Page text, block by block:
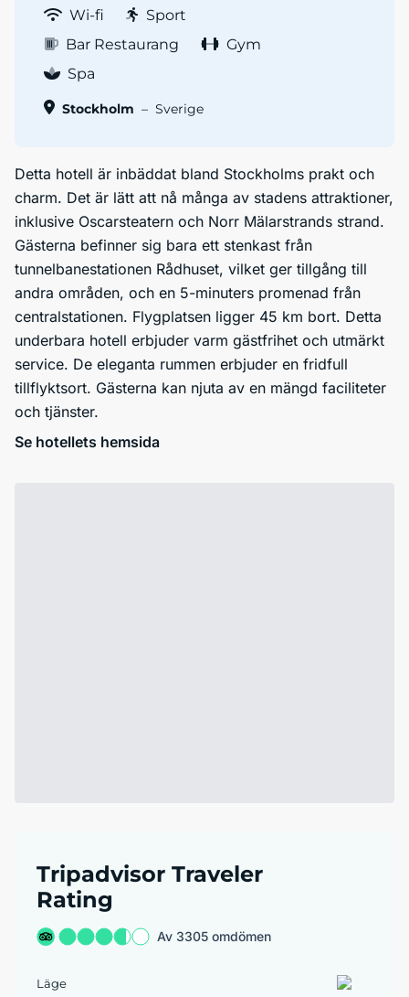
Wi-fi
Sport
Bar Restaurang
Gym
Spa
Stockholm – Sverige
Detta hotell är inbäddat bland Stockholms prakt och
charm. Det är lätt att nå många av stadens attraktioner,
inklusive Oscarsteatern och Norr Mälarstrands strand.
Gästerna befinner sig bara ett stenkast från
tunnelbanestationen Rådhuset, vilket ger tillgång till
andra områden, och en 5-minuters promenad från
centralstationen. Flygplatsen ligger 45 km bort. Detta
underbara hotell erbjuder varm gästfrihet och utmärkt
service. De eleganta rummen erbjuder en fridfull
tillflyktsort. Gästerna kan njuta av en mängd faciliteter
och tjänster.
Se hotellets hemsida
Tripadvisor Traveler
Rating
Av 3305 omdömen
Läge